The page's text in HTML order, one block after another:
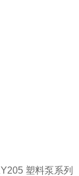
塑料泵系列